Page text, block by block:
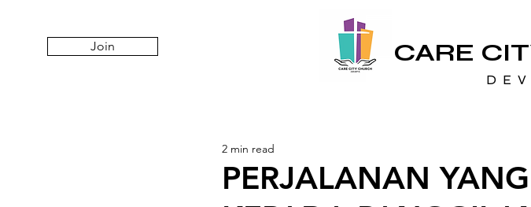
Join CARE
D E
PERJALANAN
2 min read